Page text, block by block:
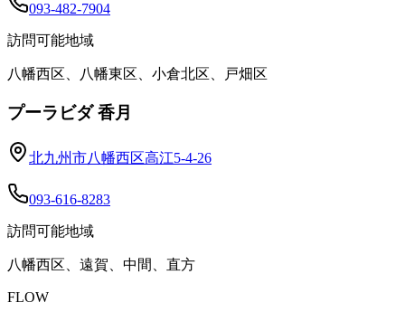
093-482-7904
訪問可能地域
八幡西区、八幡東区、小倉北区、戸畑区
プーラビダ 香月
北九州市八幡西区高江5-4-26
093-616-8283
訪問可能地域
八幡西区、遠賀、中間、直方
FLOW